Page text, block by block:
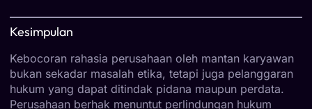
Kesimpulan
Kebocoran rahasia perusahaan oleh mantan karyawan
bukan sekadar masalah etika, tetapi juga pelanggaran
hukum yang dapat ditindak pidana maupun perdata.
Perusahaan berhak menuntut perlindungan hukum